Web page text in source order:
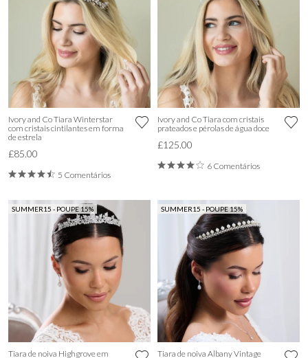
Ivory and Co Tiara Winterstar
com cristais cintilantes em forma
de estrela
£85.00
5 Comentários
Ivory and Co Tiara com cristais
prateados e pérolas de água doce
£125.00
6 Comentários
SUMMER15 - POUPE 15%
Tiara de noiva Highgrove em
SUMMER15 - POUPE 15%
Tiara de noiva Albany Vintage